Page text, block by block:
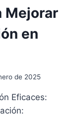
Mejorar
en
de 2025
Eficaces: